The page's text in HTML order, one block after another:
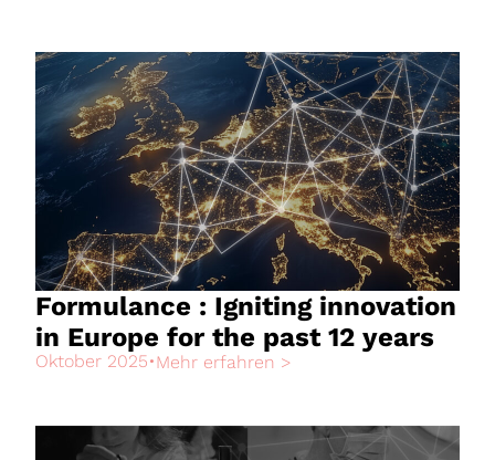
Formulance : Igniting innovation
in Europe for the past 12 years
Oktober 2025•Mehr erfahren >